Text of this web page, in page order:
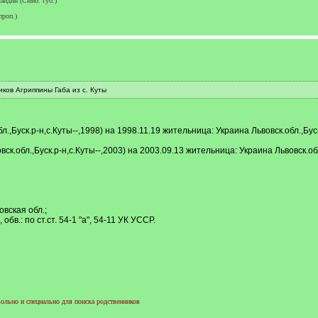
Агриппины Габа из с. Куты
н,с.Куты--,1998) на 1998.11.19 жительница: Украина
н,с.Куты--,2003) на 2003.09.13 жительница: Украина
обл.;
по ст.ст. 54-1 "а", 54-11 УК УССР.
и специально для поиска родственников